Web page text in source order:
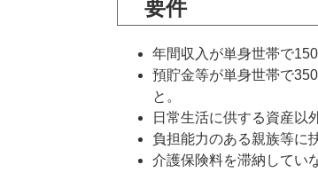
要件
年間収入が単身世帯で
預貯金等が単身世帯で
と。
日常生活に供する資産以
負担能力のある親族等に
介護保険料を滞納してい